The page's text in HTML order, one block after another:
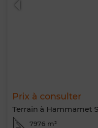
Prix à consulter
Terrain à Hammamet
7976 m²